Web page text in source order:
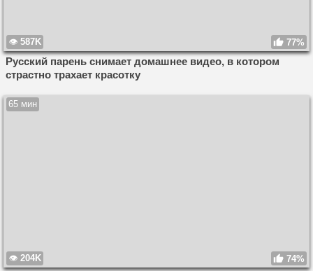
587K 77%
Русский парень снимает домашнее видео, в котором
страстно трахает красотку
65 мин
204K 74%